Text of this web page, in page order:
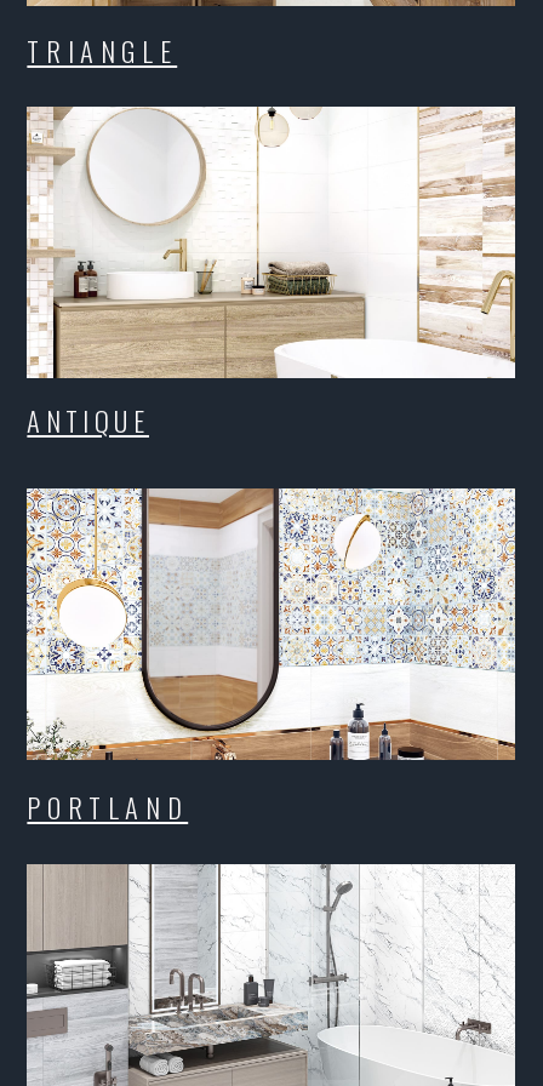
/ LIMA
/ SANTOS